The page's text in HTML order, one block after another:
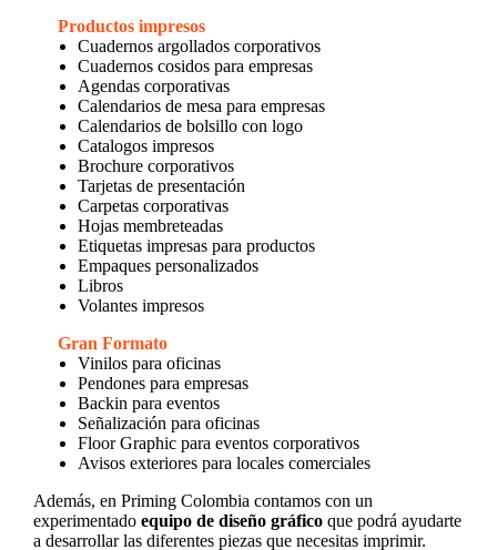
Productos impresos
Cuadernos argollados corporativos
Cuadernos cosidos para empresas
Agendas corporativas
Calendarios de mesa para empresas
Calendarios de bolsillo con logo
Catalogos impresos
Brochure corporativos
Tarjetas de presentación
Carpetas corporativas
Hojas membreteadas
Etiquetas impresas para productos
Empaques personalizados
Libros
Volantes impresos
Gran Formato
Vinilos para oficinas
Pendones para empresas
Backin para eventos
Señalización para oficinas
Floor Graphic para eventos corporativos
Avisos exteriores para locales comerciales
Además, en Priming Colombia contamos con un
experimentado equipo de diseño gráficoque podrá ayudarte
a desarrollar las diferentes piezas que necesitas imprimir.